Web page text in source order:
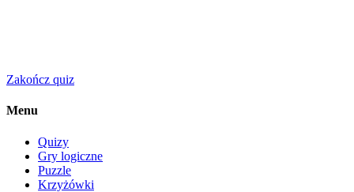
Zakończ quiz
Menu
Quizy
Gry logiczne
Puzzle
Krzyżówki